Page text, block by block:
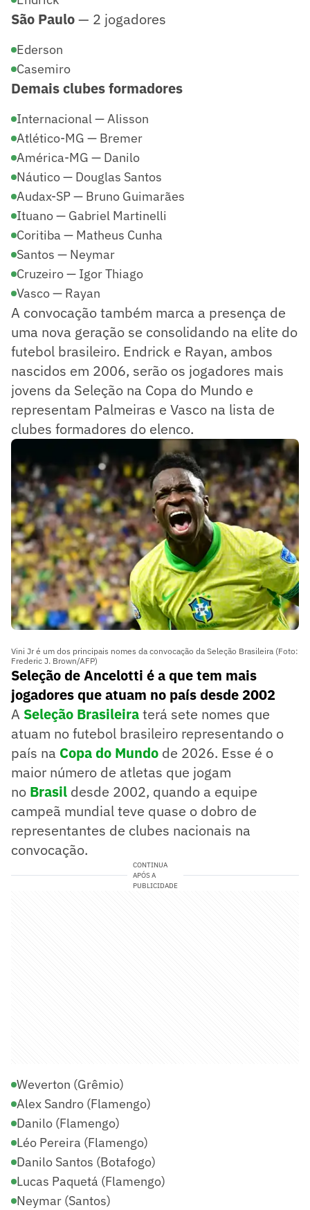
São Paulo— 2 jogadores
Ederson
Casemiro
Demais clubes formadores
Internacional — Alisson
Atlético-MG — Bremer
América-MG — Danilo
Náutico — Douglas Santos
Audax-SP — Bruno Guimarães
Ituano — Gabriel Martinelli
Coritiba — Matheus Cunha
Santos — Neymar
Cruzeiro — Igor Thiago
Vasco — Rayan
A convocação também marca a presença de
uma nova geração se consolidando na elite do
futebol brasileiro. Endrick e Rayan, ambos
nascidos em 2006, serão os jogadores mais
jovens da Seleção na Copa do Mundo e
representam Palmeiras e Vasco na lista de
clubes formadores do elenco.
Vini Jr é um dos principais nomes da convocação da Seleção Brasileira (Foto:
Frederic J. Brown/AFP)
Seleção de Ancelotti é a que tem mais
jogadores que atuam no país desde 2002
A Seleção Brasileiraterá sete nomes que
atuam no futebol brasileiro representando o
país na Copa do Mundo de 2026. Esse é o
maior número de atletas que jogam
no Brasil desde 2002, quando a equipe
campeã mundial teve quase o dobro de
representantes de clubes nacionais na
convocação.
CONTINUA
APÓS A
PUBLICIDADE
Weverton (Grêmio)
Alex Sandro (Flamengo)
Danilo (Flamengo)
Léo Pereira (Flamengo)
Danilo Santos (Botafogo)
Lucas Paquetá (Flamengo)
Neymar (Santos)